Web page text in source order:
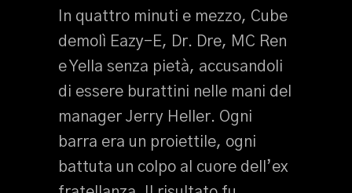
In quattro minuti e mezzo, Cube
demolì Eazy-E, Dr. Dre, MC Ren
e Yella senza pietà, accusandoli
di essere burattini nelle mani del
manager Jerry Heller. Ogni
barra era un proiettile, ogni
battuta un colpo al cuore dell’ex